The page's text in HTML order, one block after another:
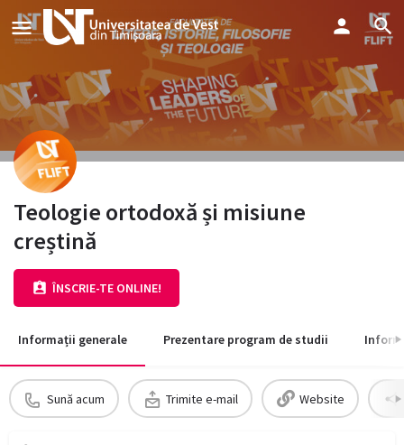
Teologie ortodoxă și misiune
creștină
ÎNSCRIE-TE ONLINE!
Informații generale Prezentare program de studii
Sună acum Trimite e-mail Website